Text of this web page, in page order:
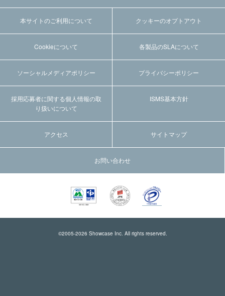
本サイトのご利用について クッキーのオプトアウト
Cookieについて 各製品のSLAについて
ソーシャルメディアポリシー プライバシーポリシー
採用応募者に関する個人情報の取
り扱いについて
ISMS基本方針
アクセス サイトマップ
お問い合わせ
©2005-2026 Showcase Inc. All rights reserved.